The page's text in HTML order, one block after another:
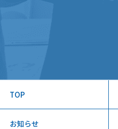
TOP
お知らせ